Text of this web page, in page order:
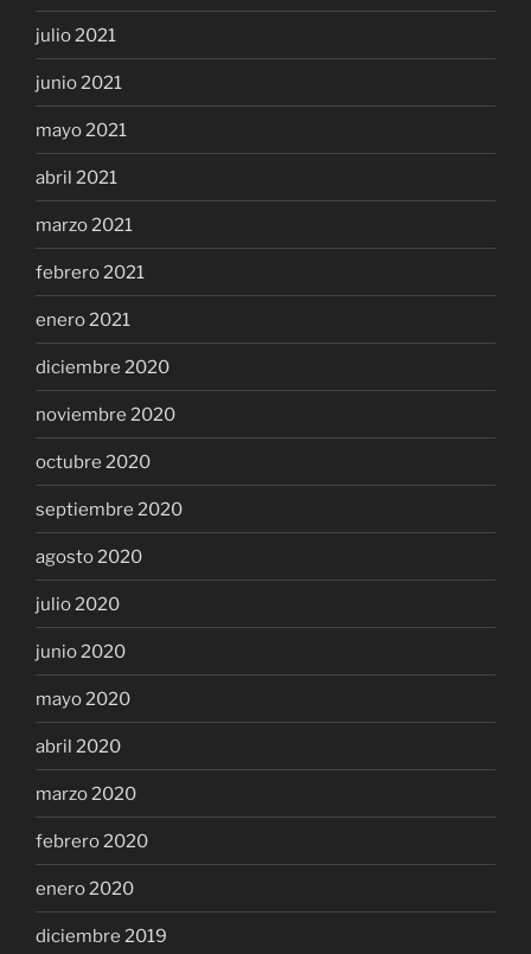
julio 2021
junio 2021
mayo 2021
abril 2021
marzo 2021
febrero 2021
enero 2021
diciembre 2020
noviembre 2020
octubre 2020
septiembre 2020
agosto 2020
julio 2020
junio 2020
mayo 2020
abril 2020
marzo 2020
febrero 2020
enero 2020
diciembre 2019